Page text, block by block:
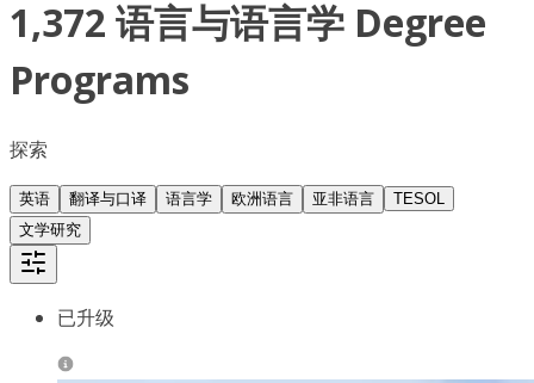
1,372 语言与语言学 Degree
Programs
探索
英语 翻译与口译 语言学 欧洲语言 亚非语言
TESOL
文学研究
已升级